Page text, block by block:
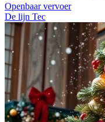
Openbaar vervoer
De lijn Tec